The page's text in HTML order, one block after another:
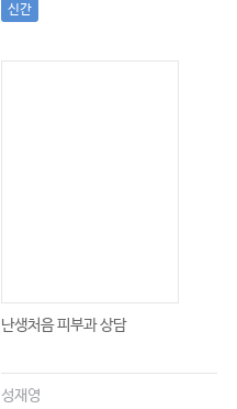
신간
난생처음 피부과 상담
성재영